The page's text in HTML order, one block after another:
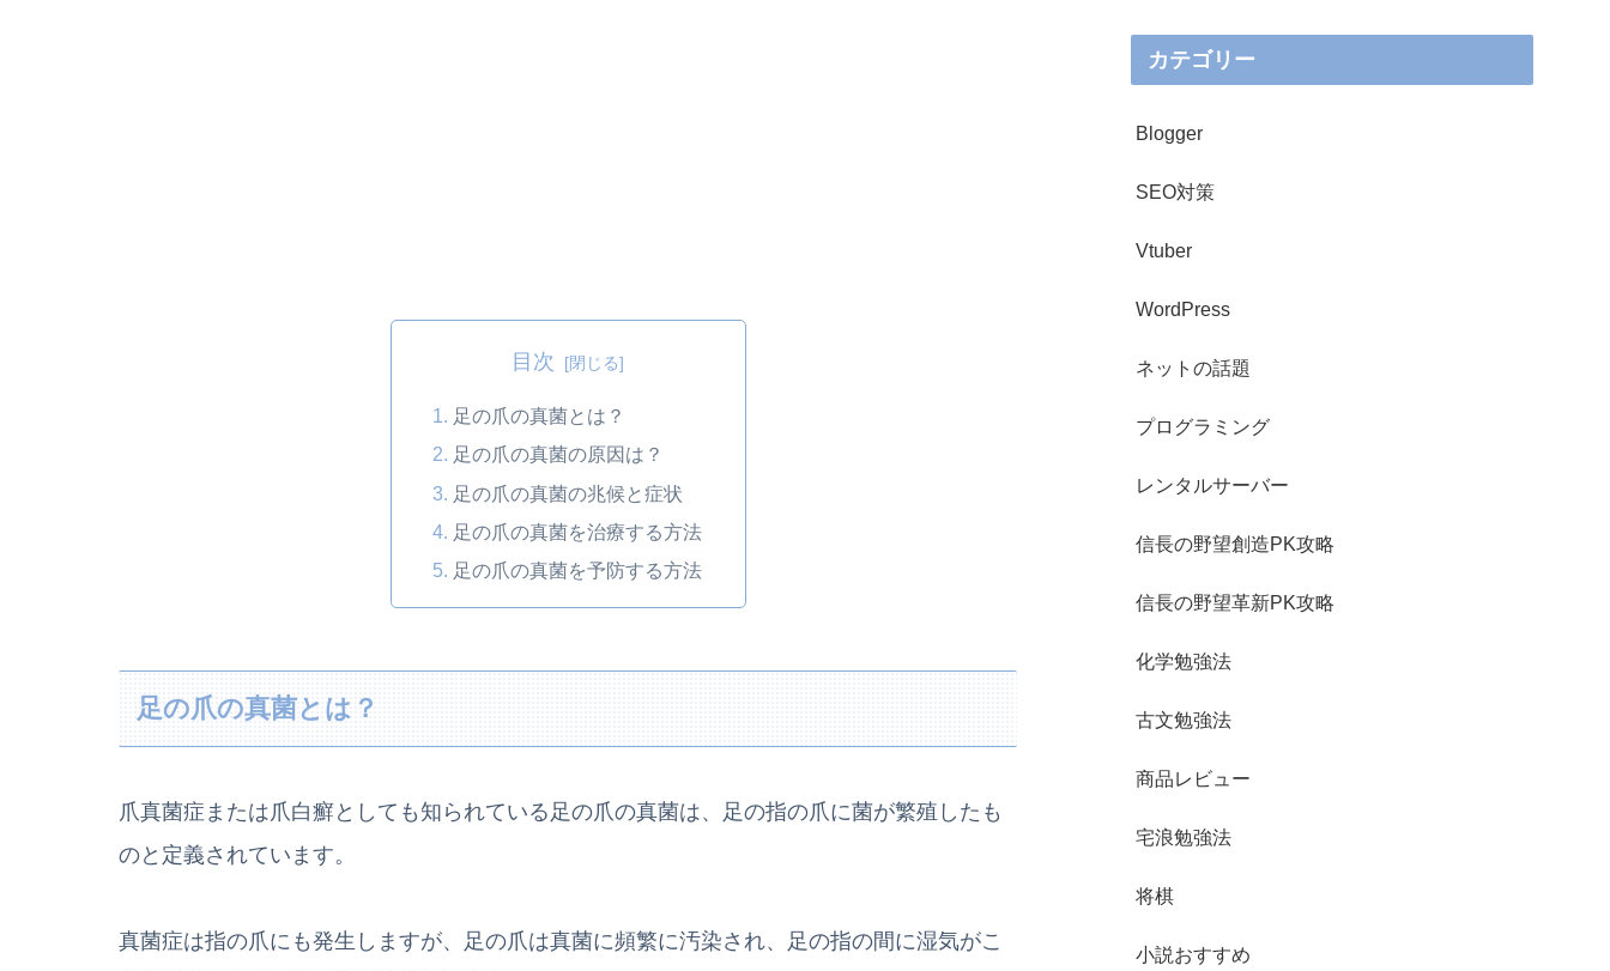
目次
足の爪の真菌とは？
足の爪の真菌の原因は？
足の爪の真菌の兆候と症状
足の爪の真菌を治療する方法
足の爪の真菌を予防する方法
足の爪の真菌とは？
爪真菌症または爪白癬としても知られている足の爪の真菌は、足の指の爪に菌が繁殖したも
のと定義されています。
真菌症は指の爪にも発生しますが、足の爪は真菌に頻繁に汚染され、足の指の間に湿気がこ
カテゴリー
Blogger
SEO対策
Vtuber
WordPress
ネットの話題
プログラミング
レンタルサーバー
信長の野望創造PK攻略
信長の野望革新PK攻略
化学勉強法
古文勉強法
商品レビュー
宅浪勉強法
将棋
小説おすすめ